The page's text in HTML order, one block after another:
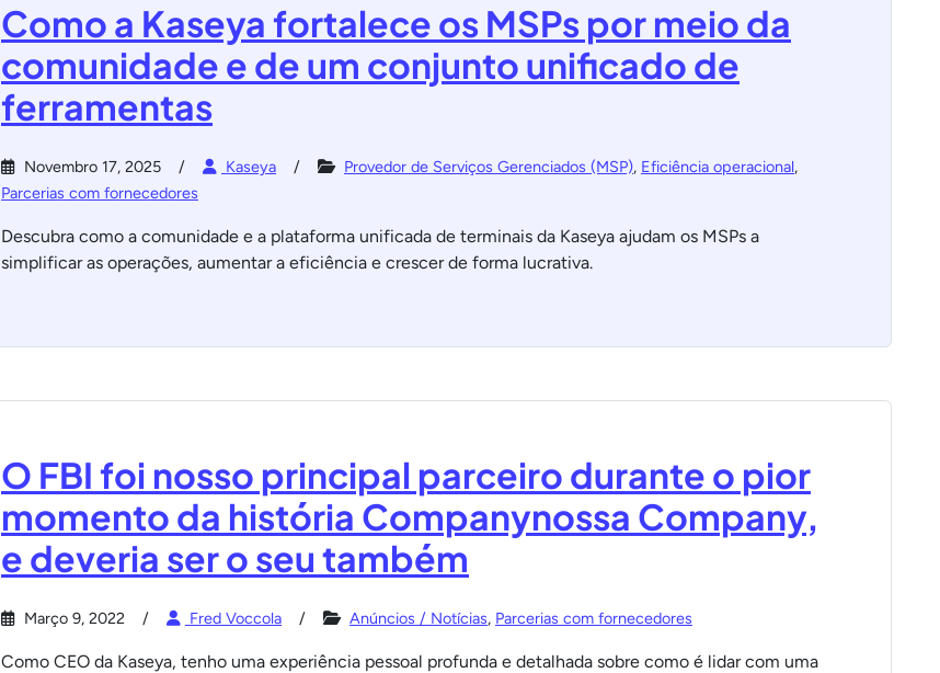
Como a Kaseya fortalece os MSPs por meio da
comunidade e de um conjunto unificado de
ferramentas
Novembro 17, 2025 Kaseya Provedor de Serviços Gerenciados (MSP), Eficiência operacional,
Parcerias com fornecedores
Descubra como a comunidade e a plataforma unificada de terminais da Kaseya ajudam os MSPs a
simplificar as operações, aumentar a eficiência e crescer de forma lucrativa.
O FBI foi nosso principal parceiro durante o pior
momento da história Companynossa Company,
e deveria ser o seu também
Março 9, 2022 Fred Voccola Anúncios / Notícias, Parcerias com fornecedores
Como CEO da Kaseya, tenho uma experiência pessoal profunda e detalhada sobre como é lidar com uma